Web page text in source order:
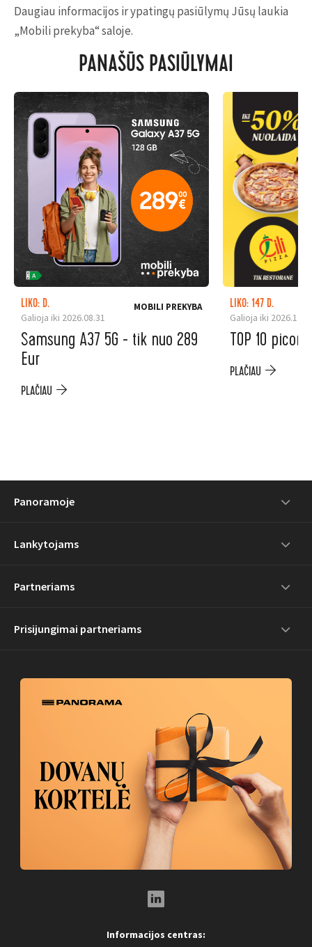
Daugiau informacijos ir ypatingų pasiūlymų Jūsų laukia
„Mobili prekyba“ saloje.
PANAŠŪS PASIŪLYMAI
LIKO: D.
Galioja iki 2026.08.31
MOBILI PREKYBA
Samsung A37 5G - tik nuo 289
Eur
PLAČIAU
LIKO: 147 D.
Galioja iki
TOP 10
PLAČIAU
Panoramoje
Lankytojams
Partneriams
Prisijungimai partneriams
Informacijos centras: